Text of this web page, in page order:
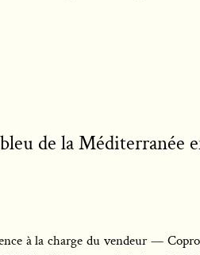
de la Méditerranée
à la charge du vendeur —